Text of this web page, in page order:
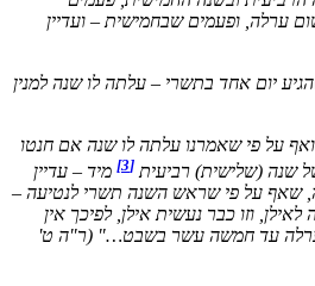
ערלה, ופעמים שבחמישית – ועדיין
יום אחד בתשרי – עלתה לו שנה למנין
ואף על פי שאמרנו עלתה לו שנה אם חנטו
שנה (שלישית) רביעית [3]
מיד – עדיין
שאף על פי שראש השנה תשרי לנטיעה –
וזו כבר נעשית אילן, לפיכך אין
עד חמשה עשר בשבט…" (ר"ה ט'